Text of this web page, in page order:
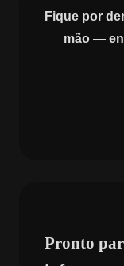
Fique por
mão —
Pronto